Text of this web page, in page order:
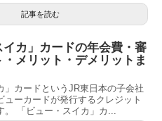
記事を読む
イカ」カードの年会費・審
メリット・デメリットま
」カードというJR東日本の子会社
ューカードが発行するクレジット
。 「ビュー・スイカ」カ...